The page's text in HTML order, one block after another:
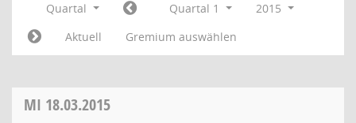
Quartal Quartal 1
2015
Aktuell
Gremium auswählen
MI 18.03.2015